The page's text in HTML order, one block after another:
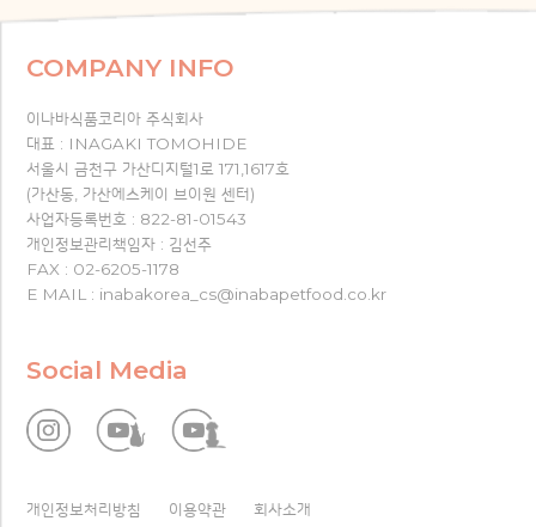
COMPANY INFO
이나바식품코리아 주식회사
대표 : INAGAKI TOMOHIDE
서울시 금천구 가산디지털1로 171,1617호
(가산동, 가산에스케이 브이원 센터)
사업자등록번호 : 822-81-01543
개인정보관리책임자 : 김선주
FAX : 02-6205-1178
E MAIL : inabakorea_cs@inabapetfood.co.kr
Social Media
개인정보처리방침 이용약관 회사소개